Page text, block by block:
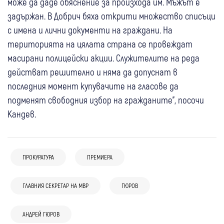
задържан. В Добрич бяха открити множество списъци
с имена и лични документи на граждани. На
територията на цялата страна се провеждат
масирани полицейски акции. Служителите на реда
действат решително и няма да допуснат в
последния момент купувачите на гласове да
подменят свободния избор на гражданите", посочи
Кандев.
ПРОКУРАТУРА ПРЕМИЕРА
ГЛАВНИЯ СЕКРЕТАР НА МВР ГЮРОВ
АНДРЕЙ ГЮРОВ
обвиняеми по делото за разпространение
на фентанил
Кюстендил Крими
наркотици и отглеждане на канабис в
Оставиха в ареста младежите за